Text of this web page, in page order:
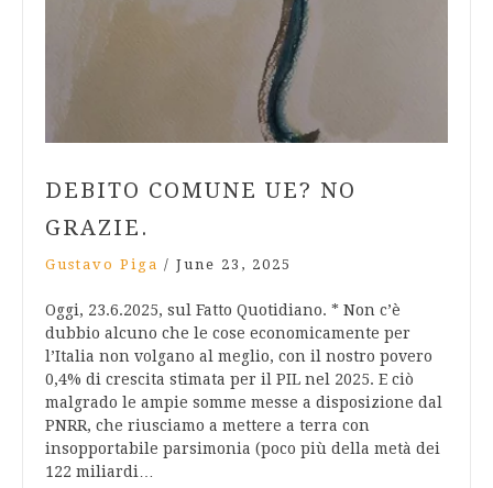
DEBITO COMUNE UE? NO
GRAZIE.
Gustavo Piga / June 23, 2025
Oggi, 23.6.2025, sul Fatto Quotidiano. * Non c’è
dubbio alcuno che le cose economicamente per
l’Italia non volgano al meglio, con il nostro povero
0,4% di crescita stimata per il PIL nel 2025. E ciò
malgrado le ampie somme messe a disposizione dal
PNRR, che riusciamo a mettere a terra con
insopportabile parsimonia (poco più della metà dei
122 miliardi…